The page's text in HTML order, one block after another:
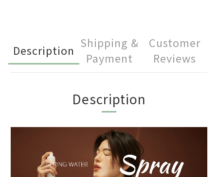
Description
Shipping &
Payment
Customer
Reviews
Description